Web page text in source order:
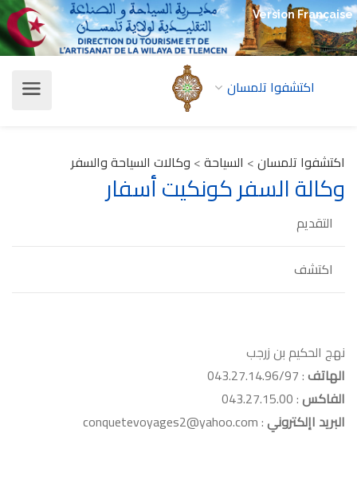
Version Française
اكتشفوا تلمسان
اكتشفوا تلمسان> السياحة> وكالات السياحة والسفر
وكالة السفر كونكيت أسفار
التقديم
اكتشف
نهج الحكيم بن زرجب
الهاتف: 043.27.14.96/97
الفاكس: 043.27.15.00
البريد اإلكتروني: conquetevoyages2@yahoo.com